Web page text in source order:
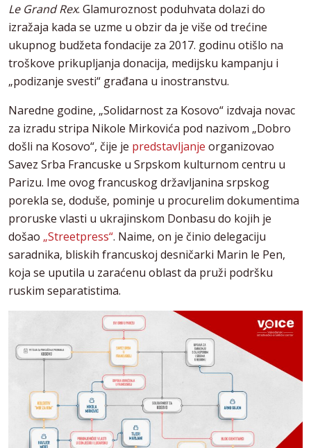
Le Grand Rex. Glamuroznost poduhvata dolazi do
izražaja kada se uzme u obzir da je više od trećine
ukupnog budžeta fondacije za 2017. godinu otišlo na
troškove prikupljanja donacija, medijsku kampanju i
„podizanje svesti“ građana u inostranstvu.
Naredne godine, „Solidarnost za Kosovo“ izdvaja novac
za izradu stripa Nikole Mirkovića pod nazivom „Dobro
došli na Kosovo“, čije je predstavljanje organizovao
Savez Srba Francuske u Srpskom kulturnom centru u
Parizu. Ime ovog francuskog državljanina srpskog
porekla se, doduše, pominje u procurelim dokumentima
proruske vlasti u ukrajinskom Donbasu do kojih je
došao „Streetpress“. Naime, on je činio delegaciju
saradnika, bliskih francuskoj desničarki Marin le Pen,
koja se uputila u zaraćenu oblast da pruži podršku
ruskim separatistima.